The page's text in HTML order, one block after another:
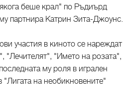
беше крал" по Ръдиърд
партнира Катрин Зита-Джоунс.
участия в киното се нареждат
"Името на розата",
му роля в игрален
на необикновените"